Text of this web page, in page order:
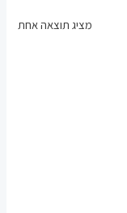
מציג תוצאה אחת